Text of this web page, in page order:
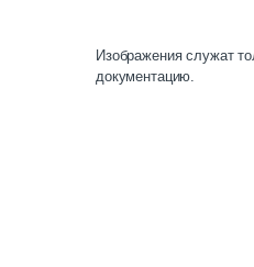
Изображения служат
документацию.